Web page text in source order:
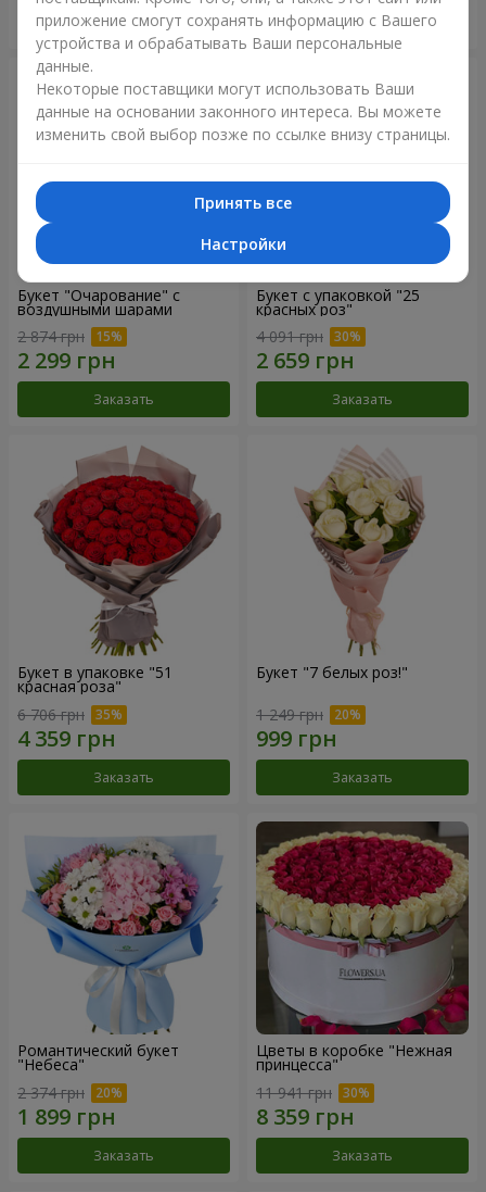
Заказать Заказать
Букет "Очарование" с
воздушными шарами
2 874 грн
Заказать
Букет с упаковкой "25
красных роз"
4 091 грн
Заказать
Букет в упаковке "51
красная роза"
6 706 грн
Заказать
Букет "7 белых роз!"
1 249 грн
Заказать
Романтический букет
"Небеса"
2 374 грн
Заказать
Цветы в коробке "Нежная
принцесса"
11 941 грн
Заказать
приложение смогут сохранять информацию с Вашего
устройства и обрабатывать Ваши персональные
данные.
Некоторые поставщики могут использовать Ваши
данные на основании законного интереса. Вы можете
изменить свой выбор позже по ссылке внизу страницы.
Принять все
Настройки